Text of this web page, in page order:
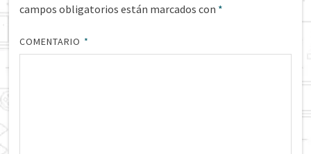
campos obligatorios están marcados con *
COMENTARIO *